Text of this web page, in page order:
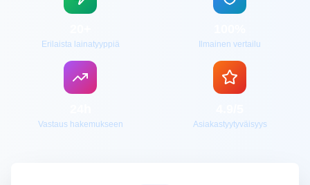
Erilaista lainatyyppiä Ilmainen vertailu
Vastaus hakemukseen Asiakastyytyväisyys